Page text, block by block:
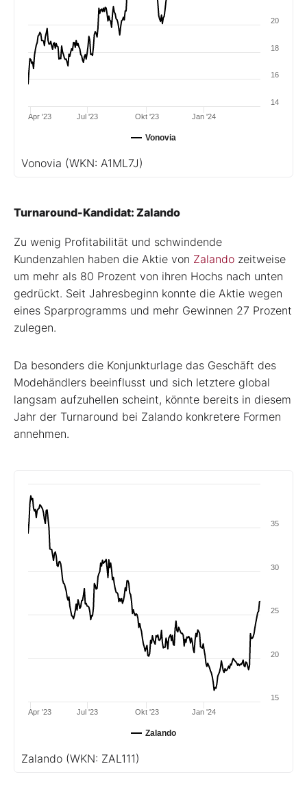
Vonovia
Jul '23 Jan '24
Apr '23 Okt '23
14
16
18
20
Vonovia (WKN: A1ML7J)
Turnaround-Kandidat: Zalando
Zu wenig Profitabilität und schwindende
Kundenzahlen haben die Aktie von Zalando zeitweise
um mehr als 80 Prozent von ihren Hochs nach unten
gedrückt. Seit Jahresbeginn konnte die Aktie wegen
eines Sparprogramms und mehr Gewinnen 27 Prozent
zulegen.
Da besonders die Konjunkturlage das Geschäft des
Modehändlers beeinflusst und sich letztere global
langsam aufzuhellen scheint, könnte bereits in diesem
Jahr der Turnaround bei Zalando konkretere Formen
annehmen.
Zalando
Jul '23 Jan '24
Apr '23 Okt '23
15
20
25
30
35
Zalando (WKN: ZAL111)